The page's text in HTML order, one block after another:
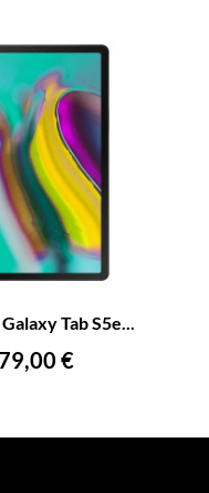
Tab S5e...
€
AL CARRITO